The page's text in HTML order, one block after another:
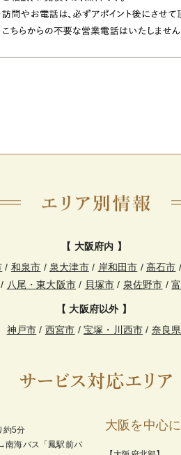
【 大阪府内 】
/ 和泉市 / 泉大津市/ 岸和田市 / 高石市 /
八尾・東大阪市/ 貝塚市 / 泉佐野市 /
【 大阪府以外 】
神戸市 / 西宮市 / 宝塚・川西市 / 奈良県
約5分
南海バス「鳳駅前バ
大阪を中心